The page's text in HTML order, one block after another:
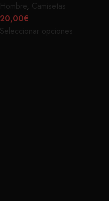
Hombre, Camisetas
20,00€
Seleccionar opciones